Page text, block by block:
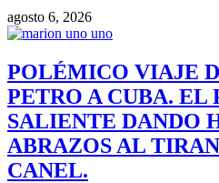
agosto 6, 2026
POLÉMICO VIAJE
PETRO A CUBA. EL
SALIENTE DANDO
ABRAZOS AL
CANEL.